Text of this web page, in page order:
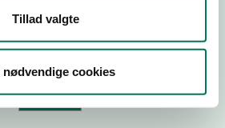
Tillad valgte
nødvendige cookies
til dit website
på virksomhedens hjemmeside